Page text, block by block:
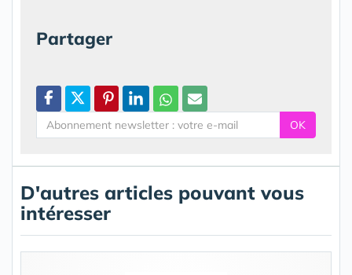
Partager
OK
D'autres articles pouvant vous
intéresser